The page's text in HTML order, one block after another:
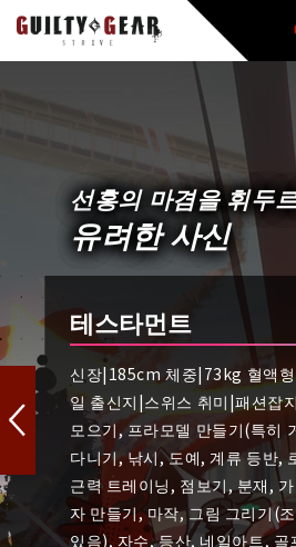
선홍의 마겸을 휘두
유려한 사신
테스타먼트
신장|185cm 체중|73kg 혈액
일 출신지|스위스 취미|패션잡
모으기, 프라모델 만들기(특히
다니기, 낚시, 도예, 계류 등반,
근력 트레이닝, 점보기, 분재,
자 만들기, 마작, 그림 그리기(
있음), 자수, 등산, 네일아트,